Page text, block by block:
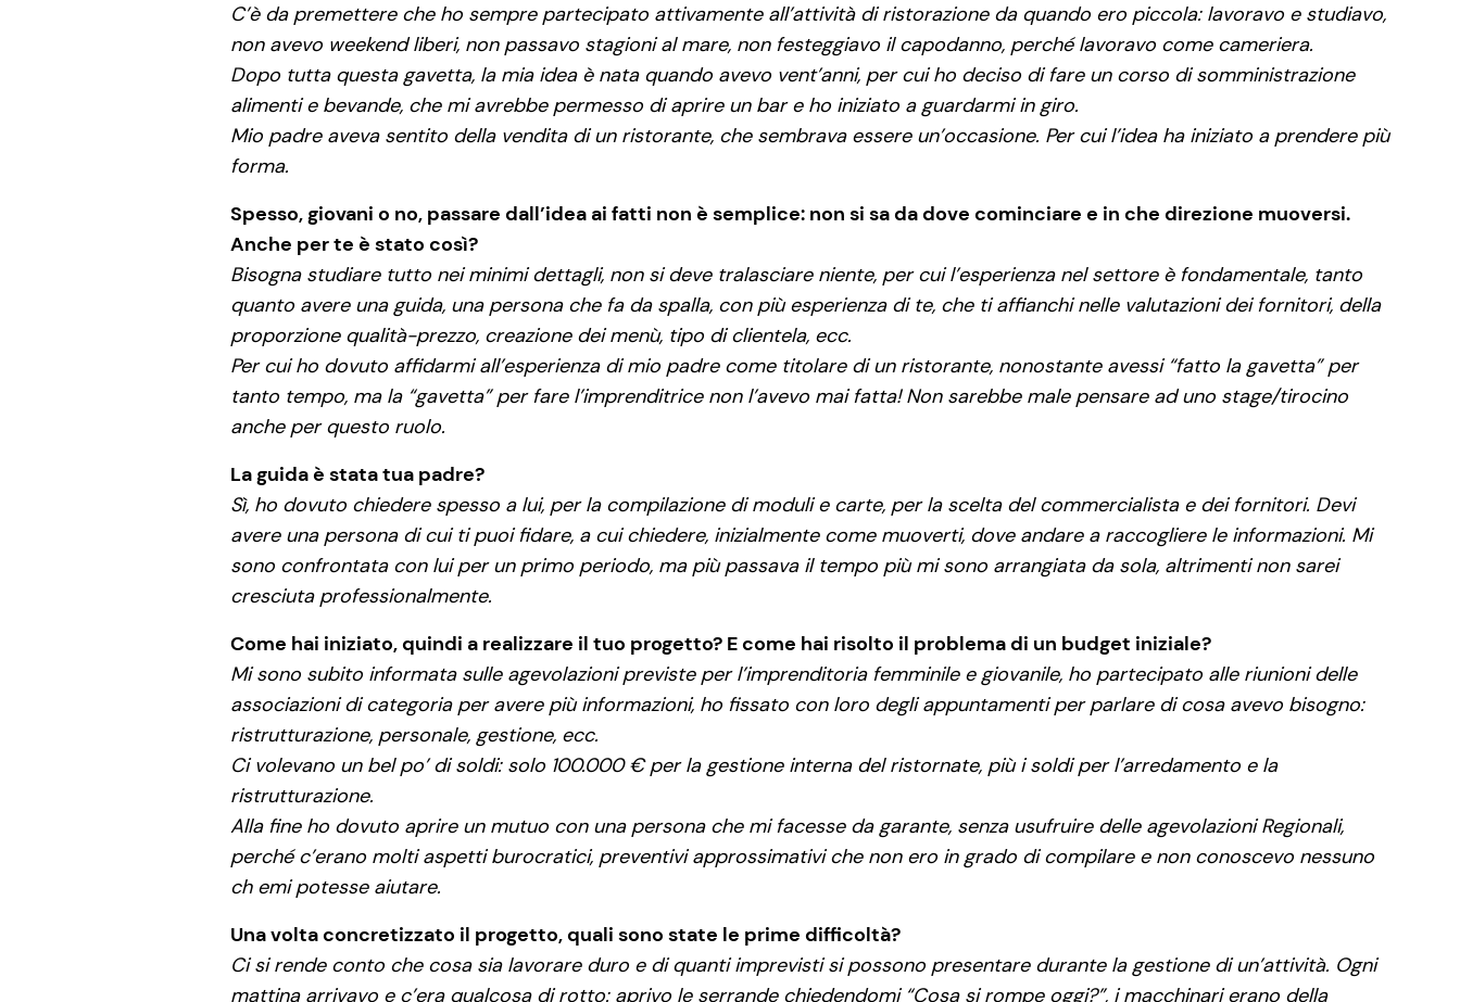
C’è da premettere che ho sempre partecipato attivamente all’attività di ristorazione da quando ero piccola: lavoravo e studiavo,
non avevo weekend liberi, non passavo stagioni al mare, non festeggiavo il capodanno, perché lavoravo come cameriera.
Dopo tutta questa gavetta, la mia idea è nata quando avevo vent’anni, per cui ho deciso di fare un corso di somministrazione
alimenti e bevande, che mi avrebbe permesso di aprire un bar e ho iniziato a guardarmi in giro.
Mio padre aveva sentito della vendita di un ristorante, che sembrava essere un’occasione. Per cui l’idea ha iniziato a prendere più
forma.
Spesso, giovani o no, passare dall’idea ai fatti non è semplice: non si sa da dove cominciare e in che direzione muoversi.
Anche per te è stato così?
Bisogna studiare tutto nei minimi dettagli, non si deve tralasciare niente, per cui l’esperienza nel settore è fondamentale, tanto
quanto avere una guida, una persona che fa da spalla, con più esperienza di te, che ti affianchi nelle valutazioni dei fornitori, della
proporzione qualità-prezzo, creazione dei menù, tipo di clientela, ecc.
Per cui ho dovuto affidarmi all’esperienza di mio padre come titolare di un ristorante, nonostante avessi “fatto la gavetta” per
tanto tempo, ma la “gavetta” per fare l’imprenditrice non l’avevo mai fatta! Non sarebbe male pensare ad uno stage/tirocino
anche per questo ruolo.
La guida è stata tua padre?
Sì, ho dovuto chiedere spesso a lui, per la compilazione di moduli e carte, per la scelta del commercialista e dei fornitori. Devi
avere una persona di cui ti puoi fidare, a cui chiedere, inizialmente come muoverti, dove andare a raccogliere le informazioni. Mi
sono confrontata con lui per un primo periodo, ma più passava il tempo più mi sono arrangiata da sola, altrimenti non sarei
cresciuta professionalmente.
Come hai iniziato, quindi a realizzare il tuo progetto? E come hai risolto il problema di un budget iniziale?
Mi sono subito informata sulle agevolazioni previste per l’imprenditoria femminile e giovanile, ho partecipato alle riunioni delle
associazioni di categoria per avere più informazioni, ho fissato con loro degli appuntamenti per parlare di cosa avevo bisogno:
ristrutturazione, personale, gestione, ecc.
Ci volevano un bel po’ di soldi: solo 100.000 € per la gestione interna del ristornate, più i soldi per l’arredamento e la
ristrutturazione.
Alla fine ho dovuto aprire un mutuo con una persona che mi facesse da garante, senza usufruire delle agevolazioni Regionali,
perché c’erano molti aspetti burocratici, preventivi approssimativi che non ero in grado di compilare e non conoscevo nessuno
ch emi potesse aiutare.
Una volta concretizzato il progetto, quali sono state le prime difficoltà?
Ci si rende conto che cosa sia lavorare duro e di quanti imprevisti si possono presentare durante la gestione di un’attività. Ogni
mattina arrivavo e c’era qualcosa di rotto: aprivo le serrande chiedendomi “Cosa si rompe oggi?”, i macchinari erano della